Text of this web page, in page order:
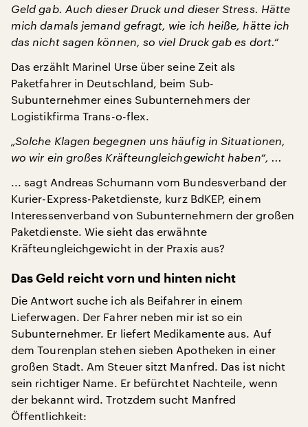
Geld gab. Auch dieser Druck und dieser Stress. Hätte
mich damals jemand gefragt, wie ich heiße, hätte ich
das nicht sagen können, so viel Druck gab es dort.“
Das erzählt Marinel Urse über seine Zeit als
Paketfahrer in Deutschland, beim Sub-
Subunternehmer eines Subunternehmers der
Logistikfirma Trans-o-flex.
„Solche Klagen begegnen uns häufig in Situationen,
wo wir ein großes Kräfteungleichgewicht haben“, ...
... sagt Andreas Schumann vom Bundesverband der
Kurier-Express-Paketdienste, kurz BdKEP, einem
Interessenverband von Subunternehmern der großen
Paketdienste. Wie sieht das erwähnte
Kräfteungleichgewicht in der Praxis aus?
Das Geld reicht vorn und hinten nicht
Die Antwort suche ich als Beifahrer in einem
Lieferwagen. Der Fahrer neben mir ist so ein
Subunternehmer. Er liefert Medikamente aus. Auf
dem Tourenplan stehen sieben Apotheken in einer
großen Stadt. Am Steuer sitzt Manfred. Das ist nicht
sein richtiger Name. Er befürchtet Nachteile, wenn
der bekannt wird. Trotzdem sucht Manfred
Öffentlichkeit: